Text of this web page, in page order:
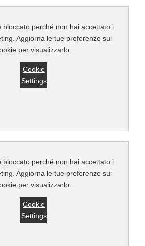
bloccato perché non hai accettato i
Aggiorna le tue preferenze sui
per visualizzarlo.
Cookie
Settings
bloccato perché non hai accettato i
Aggiorna le tue preferenze sui
per visualizzarlo.
Cookie
Settings